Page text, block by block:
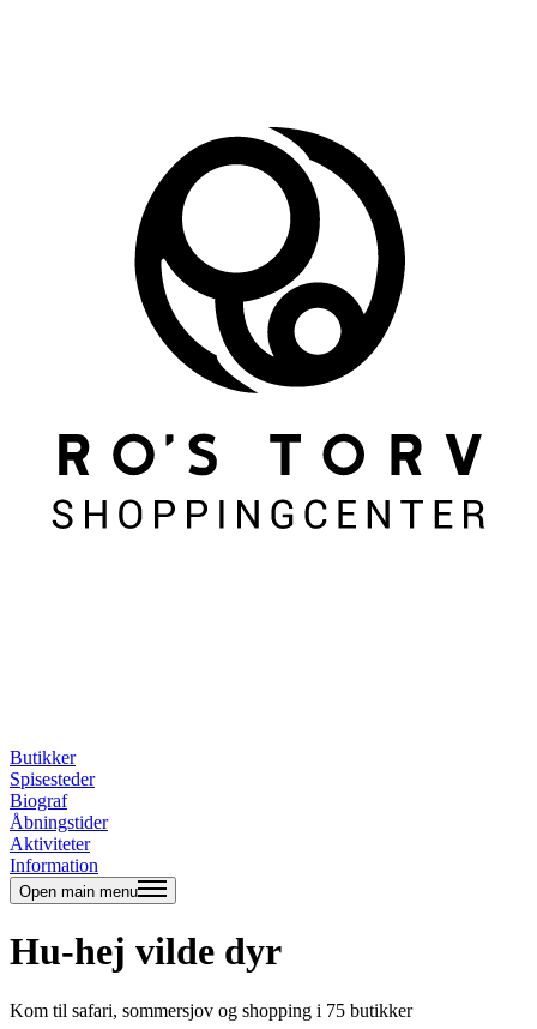
Butikker
Spisesteder
Biograf
Åbningstider
Aktiviteter
Information
Open main menu
Hu-hej vilde dyr
Kom til safari, sommersjov og shopping i 75 butikker